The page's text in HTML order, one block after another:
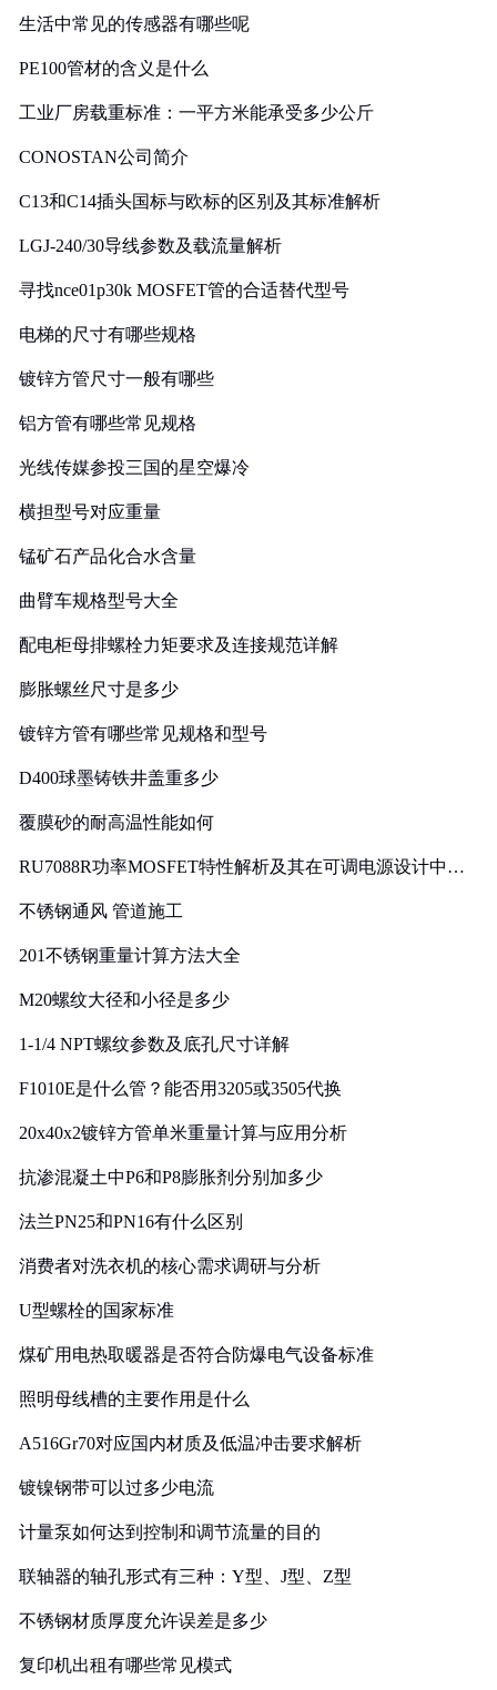
生活中常见的传感器有哪些呢
PE100管材的含义是什么
工业厂房载重标准：一平方米能承受多少公斤
CONOSTAN公司简介
C13和C14插头国标与欧标的区别及其标准解析
LGJ-240/30导线参数及载流量解析
寻找nce01p30k MOSFET管的合适替代型号
电梯的尺寸有哪些规格
镀锌方管尺寸一般有哪些
铝方管有哪些常见规格
光线传媒参投三国的星空爆冷
横担型号对应重量
锰矿石产品化合水含量
曲臂车规格型号大全
配电柜母排螺栓力矩要求及连接规范详解
膨胀螺丝尺寸是多少
镀锌方管有哪些常见规格和型号
D400球墨铸铁井盖重多少
覆膜砂的耐高温性能如何
RU7088R功率MOSFET特性解析及其在可调电源设计中的
不锈钢通风 管道施工
201不锈钢重量计算方法大全
M20螺纹大径和小径是多少
1-1/4 NPT螺纹参数及底孔尺寸详解
F1010E是什么管？能否用3205或3505代换
20x40x2镀锌方管单米重量计算与应用分析
抗渗混凝土中P6和P8膨胀剂分别加多少
法兰PN25和PN16有什么区别
消费者对洗衣机的核心需求调研与分析
U型螺栓的国家标准
煤矿用电热取暖器是否符合防爆电气设备标准
照明母线槽的主要作用是什么
A516Gr70对应国内材质及低温冲击要求解析
镀镍钢带可以过多少电流
计量泵如何达到控制和调节流量的目的
联轴器的轴孔形式有三种：Y型、J型、Z型
不锈钢材质厚度允许误差是多少
复印机出租有哪些常见模式